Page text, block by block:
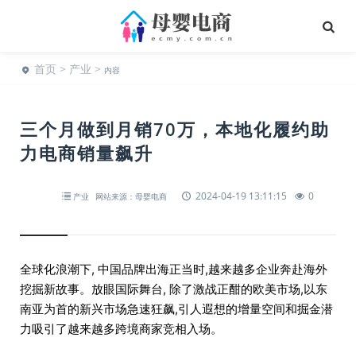
首页 > 产业 > 内容
三个月做到月销70万，本地化履约助
力电商销量飙升
产业 网站来源：母婴电商 2024-04-19 13:11:15 0
全球化浪潮下, 中国品牌出海正当时,越来越多企业奔赴海外
挖掘新故事。放眼国际舞台, 除了激战正酣的欧美市场,以东
南亚为首的新兴市场急速狂飙,引人遐想的增量空间和掘金潜
力吸引了越来越多跨境商家竞相入场。